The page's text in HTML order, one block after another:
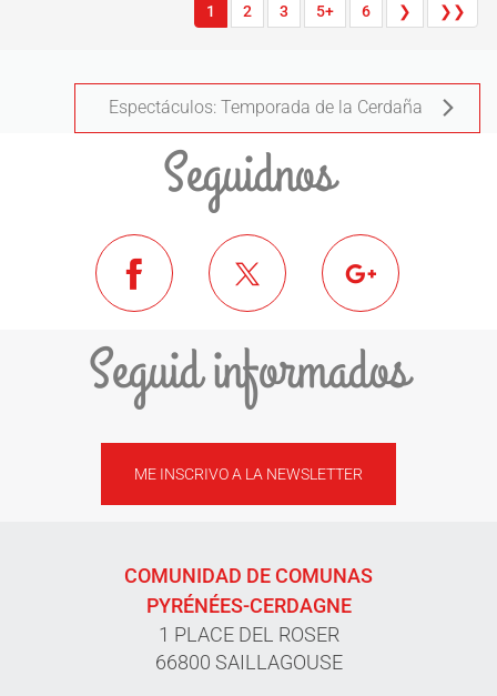
1 2 3 5+ 6 ❯ ❯❯
Espectáculos: Temporada de la Cerdaña
Seguidnos
Seguid informados
ME INSCRIVO A LA NEWSLETTER
COMUNIDAD DE COMUNAS
PYRÉNÉES-CERDAGNE
1 PLACE DEL ROSER
66800 SAILLAGOUSE